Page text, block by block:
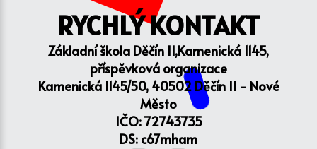
RYCHLÝ KONTAKT
Základní škola Děčín II,Kamenická 1145,
příspěvková organizace
Kamenická 1145/50, 40502 Děčín II - Nové
Město
IČO: 72743735
DS: c67mham